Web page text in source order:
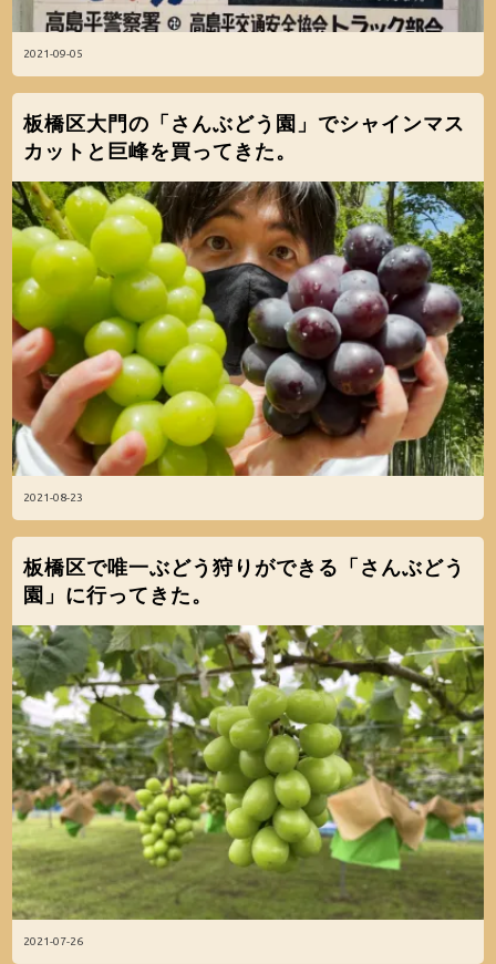
2021-09-05
2021-08-23
板橋区大門の「さんぶどう園」でシャインマス
カットと巨峰を買ってきた。
2021-07-26
板橋区で唯一ぶどう狩りができる「さんぶどう
園」に行ってきた。